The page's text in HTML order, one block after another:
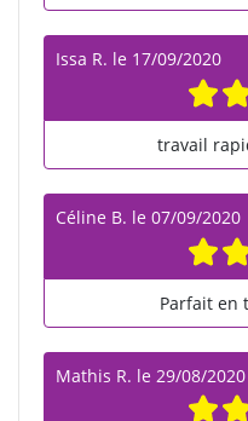
Issa R. le 17/09/2020
travail
Céline B. le 07/09/2020
Parfait en
Mathis R. le 29/08/2020